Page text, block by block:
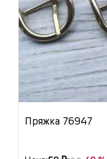
Пряжка 76947